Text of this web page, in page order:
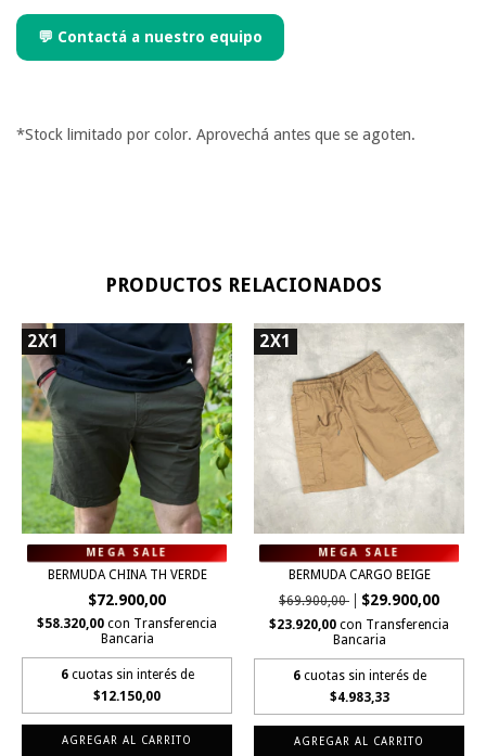
💬 Contactá a nuestro equipo
*Stock limitado por color. Aprovechá antes que se agoten.
PRODUCTOS RELACIONADOS
2X1
BERMUDA CHINA TH VERDE
$72.900,00
$58.320,00 con Transferencia
Bancaria
6 cuotas sin interés de
$12.150,00
AGREGAR AL CARRITO
2X1
BERMUDA CARGO BEIGE
$69.900,00
$29.900,00
$23.920,00 con Transferencia
Bancaria
6 cuotas sin interés de
$4.983,33
AGREGAR AL CARRITO